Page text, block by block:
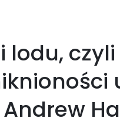
lodu,